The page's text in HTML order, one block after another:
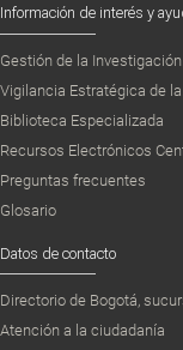
Información de interés y
Gestión de la Investigación
Vigilancia Estratégica de
Biblioteca Especializada
Recursos Electrónicos
Preguntas frecuentes
Glosario
Datos de contacto
Directorio de Bogotá,
Atención a la ciudadanía